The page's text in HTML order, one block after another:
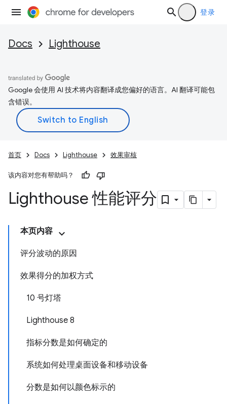
登录
Docs Lighthouse
Google 会使用 AI 技术将内容翻译成您偏好的语言。AI 翻译可能包
含错误。
首页 Docs Lighthouse 效果审核
该内容对您有帮助吗？
Lighthouse 性能评分
本页内容
评分波动的原因
效果得分的加权方式
10 号灯塔
Lighthouse 8
指标分数是如何确定的
系统如何处理桌面设备和移动设备
分数是如何以颜色标示的